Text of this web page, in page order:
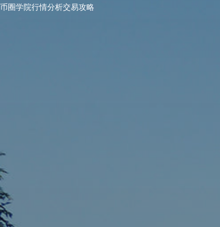
币圈学院行情分析交易攻略